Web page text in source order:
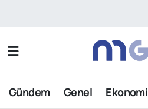
Gündem Genel Ekonomi
Nöbetçi Eczaneler
Hava Durumu